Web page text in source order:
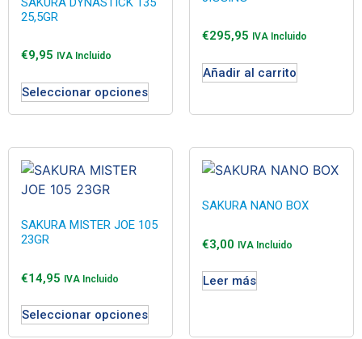
25,5GR
€9,95 IVA Incluido
Seleccionar opciones
€295,95 IVA Incluido
Añadir al carrito
SAKURA MISTER JOE 105
23GR
€14,95 IVA Incluido
Seleccionar opciones
SAKURA NANO BOX
€3,00 IVA Incluido
Leer más